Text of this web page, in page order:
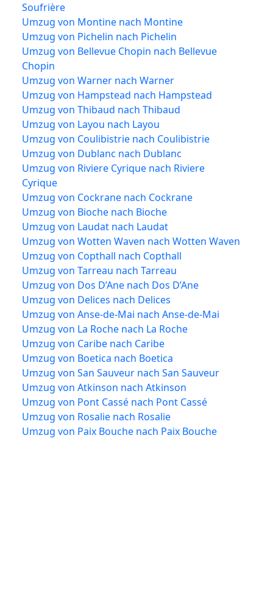
Soufrière
Umzug von Montine nach Montine
Umzug von Pichelin nach Pichelin
Umzug von Bellevue Chopin nach Bellevue
Chopin
Umzug von Warner nach Warner
Umzug von Hampstead nach Hampstead
Umzug von Thibaud nach Thibaud
Umzug von Layou nach Layou
Umzug von Coulibistrie nach Coulibistrie
Umzug von Dublanc nach Dublanc
Umzug von Riviere Cyrique nach Riviere
Cyrique
Umzug von Cockrane nach Cockrane
Umzug von Bioche nach Bioche
Umzug von Laudat nach Laudat
Umzug von Wotten Waven nach Wotten Waven
Umzug von Copthall nach Copthall
Umzug von Tarreau nach Tarreau
Umzug von Dos D’Ane nach Dos D’Ane
Umzug von Delices nach Delices
Umzug von Anse-de-Mai nach Anse-de-Mai
Umzug von La Roche nach La Roche
Umzug von Caribe nach Caribe
Umzug von Boetica nach Boetica
Umzug von San Sauveur nach San Sauveur
Umzug von Atkinson nach Atkinson
Umzug von Pont Cassé nach Pont Cassé
Umzug von Rosalie nach Rosalie
Umzug von Paix Bouche nach Paix Bouche